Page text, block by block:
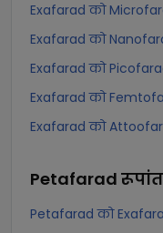
Exafarad को
Exafarad को
Exafarad को
Exafarad को
Exafarad को
Petafarad
Petafarad को